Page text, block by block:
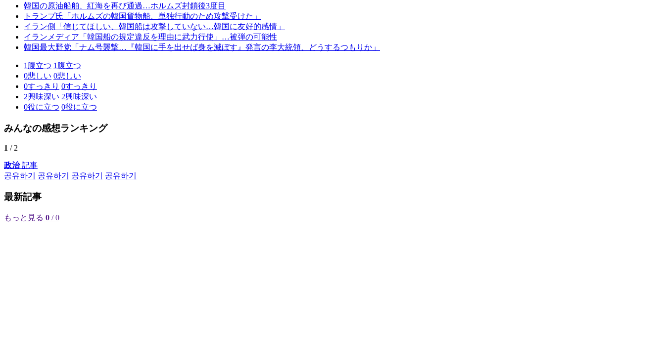
韓国の原油船舶、紅海を再び通過…ホルムズ封鎖後3度目
トランプ氏「ホルムズの韓国貨物船、単独行動のため攻撃受けた」
イラン側「信じてほしい、韓国船は攻撃していない…韓国に友好的感情」
イランメディア「韓国船の規定違反を理由に武力行使」…被弾の可能性
韓国最大野党「ナム号襲撃…『韓国に手を出せば身を滅ぼす』発言の李大統領、どうするつもりか」
1 腹立つ 1 腹立つ
0悲しい 0悲しい
0すっきり 0すっきり
2興味深い 2興味深い
0役に立つ 0役に立つ
みんなの感想ランキング
1 / 2
政治記事
공유하기
공유하기 공유하기 공유하기
最新記事
もっと見る 0 / 0